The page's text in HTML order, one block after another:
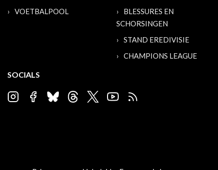
VOETBALPOOL
BLESSURES EN
SCHORSINGEN
STAND EREDIVISIE
CHAMPIONS LEAGUE
SOCIALS